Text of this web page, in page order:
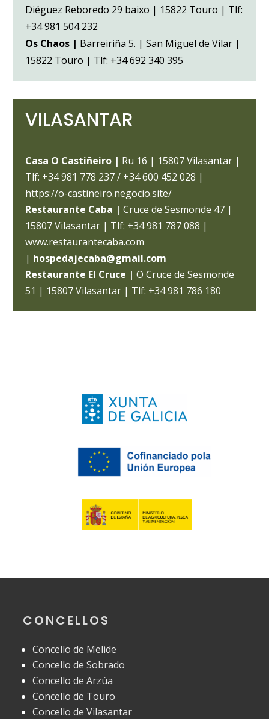
Diéguez Reboredo 29 baixo | 15822 Touro | Tlf:
+34 981 504 232
Os Chaos | Barreiriña 5. | San Miguel de Vilar |
15822 Touro | Tlf: +34 692 340 395
VILASANTAR
Casa O Castiñeiro | Ru 16 | 15807 Vilasantar |
Tlf: +34 981 778 237 / +34 600 452 028 |
https://o-castineiro.negocio.site/
Restaurante Caba |Cruce de Sesmonde 47 |
15807 Vilasantar | Tlf: +34 981 787 088 |
www.restaurantecaba.com
| hospedajecaba@gmail.com
Restaurante El Cruce |O Cruce de Sesmonde
51 | 15807 Vilasantar | Tlf: +34 981 786 180
CONCELLOS
Concello de Melide
Concello de Sobrado
Concello de Arzúa
Concello de Touro
Concello de Vilasantar